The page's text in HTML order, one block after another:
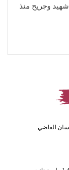
وجريح منذ
القاضي